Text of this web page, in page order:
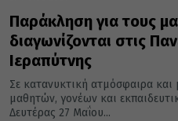
Παράκληση για τους
διαγωνίζονται στις
Ιεραπύτνης
Σε κατανυκτική ατμόσφαιρα
μαθητών, γονέων και
Δευτέρας 27 Μαΐου...